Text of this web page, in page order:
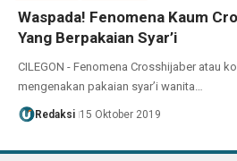
Waspada! Fenomena Kaum
Yang Berpakaian Syar’i
CILEGON - Fenomena Crosshijaber atau
mengenakan pakaian syar’i wanita…
Redaksi 15 Oktober 2019